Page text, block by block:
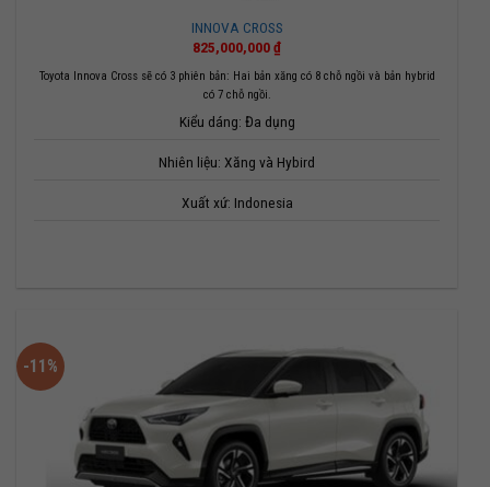
INNOVA CROSS
825,000,000₫
Toyota Innova Cross sẽ có 3 phiên bản: Hai bản xăng có 8 chỗ ngồi và bản hybrid
có 7 chỗ ngồi.
Kiểu dáng: Đa dụng
Nhiên liệu: Xăng và Hybird
Xuất xứ: Indonesia
-11%